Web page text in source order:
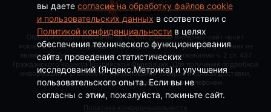
Обращаем Ваше внимание на то, что данный интернет-сайт носит
исключительно информационный характер и ни при каких условиях не
является публичной офертой, определяемой положениями ч. 2 ст. 437
Гражданского кодекса Российской Федерации. Для получения подробной
информации о стоимости, наименовании товаров и сроках доставки,
пожалуйста, обращайтесь по контактным телефонам.
Политика конфиденциальности
вы даете согласие на обработку файлов cookie
и пользовательских данных в соответствии с
Политикой конфиденциальностив целях
обеспечения технического функционирования
сайта, проведения статистических
исследований (Яндекс.Метрика) и улучшения
пользовательского опыта. Если вы не
согласны с этим, пожалуйста, покиньте сайт.